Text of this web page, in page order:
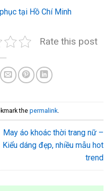
tại Hồ Chí Minh
Rate this post
the permalink
May áo khoác thời trang nữ –
Kiểu dáng đẹp, nhiều mẫu hot
trend